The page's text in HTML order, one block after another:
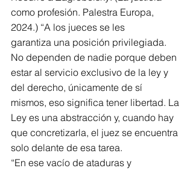
como profesión. Palestra Europa,
2024.) “A los jueces se les
garantiza una posición privilegiada.
No dependen de nadie porque deben
estar al servicio exclusivo de la ley y
del derecho, únicamente de sí
mismos, eso significa tener libertad. La
Ley es una abstracción y, cuando hay
que concretizarla, el juez se encuentra
solo delante de esa tarea.
“En ese vacío de ataduras y